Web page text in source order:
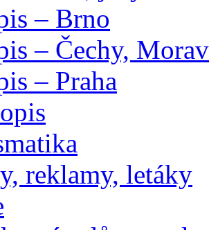
– Brno
– Čechy,
– Praha
reklamy, letáky